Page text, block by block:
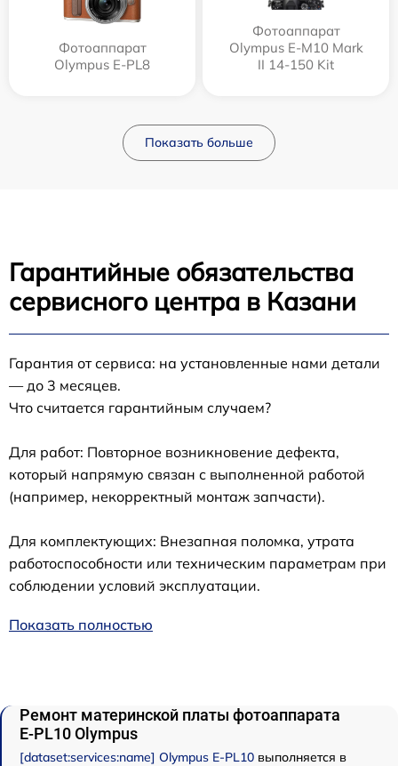
Фотоаппарат
Olympus E-PL8
Фотоаппарат
Olympus E‑M10 Mark
II 14-150 Kit
Показать больше
Гарантийные обязательства
сервисного центра в Казани
Гарантия от сервиса: на установленные нами детали
— до 3 месяцев.
Что считается гарантийным случаем?
Для работ: Повторное возникновение дефекта,
который напрямую связан с выполненной работой
(например, некорректный монтаж запчасти).
Для комплектующих: Внезапная поломка, утрата
работоспособности или техническим параметрам при
соблюдении условий эксплуатации.
Показать полностью
Ремонт материнской платы фотоаппарата
E‑PL10 Olympus
[dataset:services:name] Olympus E‑PL10 выполняется в